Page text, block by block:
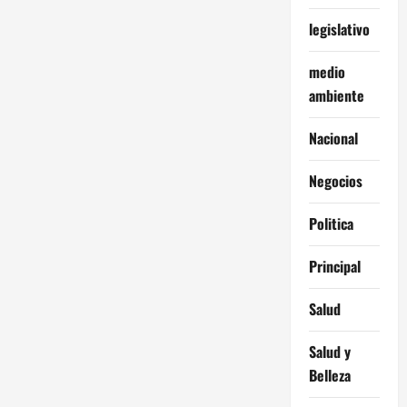
legislativo
medio
ambiente
Nacional
Negocios
Politica
Principal
Salud
Salud y
Belleza